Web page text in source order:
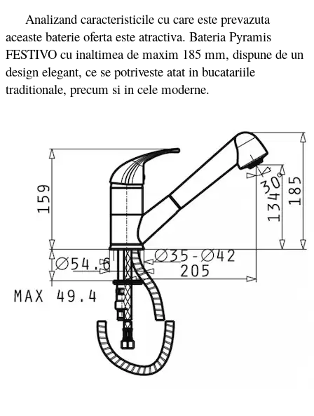
Analizand caracteristicile cu care este prevazuta
aceaste baterie oferta este atractiva. Bateria Pyramis
FESTIVO cu inaltimea de maxim 185 mm, dispune de un
design elegant, ce se potriveste atat in bucatariile
traditionale, precum si in cele moderne.